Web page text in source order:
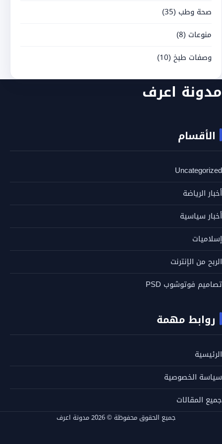
صحة وطب (35)
منوعات (8)
وصفات طبخ (10)
مدونة اعرف
الأقسام
Uncategorized
أخبار الرياضة
أخبار سياسية
إسلاميات
الربح من الإنترنت
تصاميم فوتوشوب PSD
روابط مهمة
الرئيسية
سياسة الخصوصية
جميع المقالات
جميع الحقوق محفوظة © 2026 مدونة اعرف